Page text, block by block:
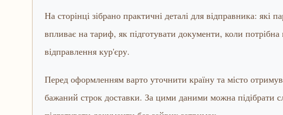
На сторінці зібрано практичні деталі для відправника: які
впливає на тариф, як підготувати документи, коли потрібна
відправлення кур'єру.
Перед оформленням варто уточнити країну та місто
бажаний строк доставки. За цими даними можна підібрати